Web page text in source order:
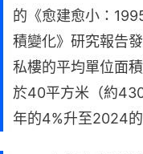
的《愈建愈小：
積變化》研究報告
私樓的平均單位面
於40平方米（約
年的4%升至2024